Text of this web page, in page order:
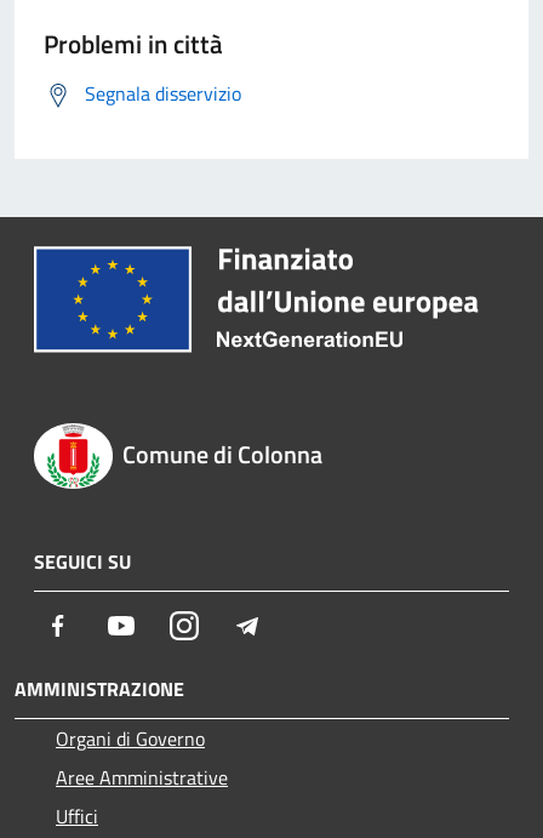
Problemi in città
Segnala disservizio
Comune di Colonna
SEGUICI SU
Facebook YoutubeInstagram
AMMINISTRAZIONE
Organi di Governo
Aree Amministrative
Uffici